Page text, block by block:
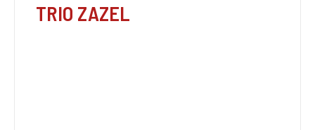
TRIO ZAZEL